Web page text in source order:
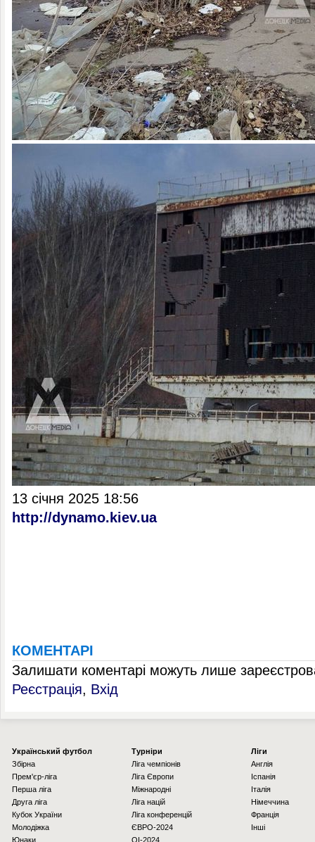
13 січня 2025 18:56
http://dynamo.kiev.ua
КОМЕНТАРІ
Залишати коментарі можуть лише
Реєстрація, Вхід
Українcький футбол
Збірна
Прем'єр-ліга
Перша ліга
Друга ліга
Кубок України
Молодіжка
Юнаки
Турніри
Ліга чемпіонів
Ліга Європи
Міжнародні
Ліга націй
Ліга конференцій
ЄВРО-2024
OI-2024
Ліги
Англія
Іспанія
Італія
Німеччина
Франція
Інші